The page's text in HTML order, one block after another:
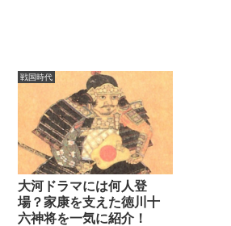
戦国時代
大河ドラマには何人登
場？家康を支えた徳川十
六神将を一気に紹介！